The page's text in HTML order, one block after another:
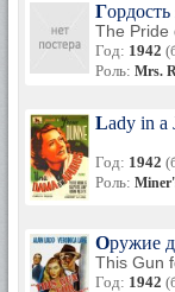
The Pride
Год: 1942
Роль: Mrs.
Lady in a
Год: 1942
Роль:
Оружие
This Gun
Год: 1942